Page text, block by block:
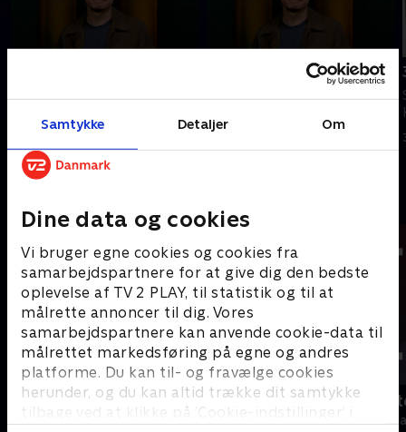
Samtykke Detaljer Om
Dine data og cookies
Vi bruger egne cookies og cookies fra
samarbejdspartnere for at give dig den bedste
oplevelse af TV 2 PLAY, til statistik og til at
målrette annoncer til dig. Vores
samarbejdspartnere kan anvende cookie-data til
målrettet markedsføring på egne og andres
platforme. Du kan til- og fravælge cookies
herunder, og du kan altid trække dit samtykke
tilbage ved at klikke på ’Cookie-indstillinger’ i
Kosmopol.
I går • 22 min
19 News
Nyheder Nyheder &